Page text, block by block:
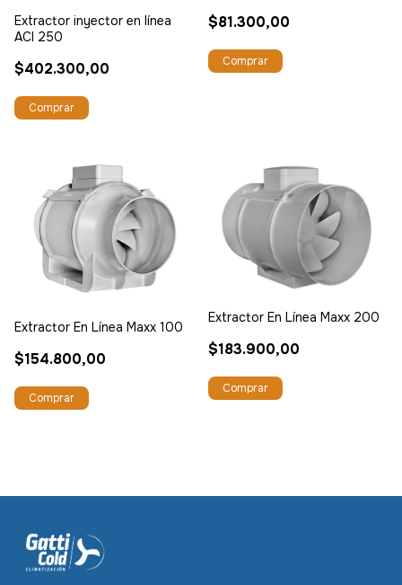
Extractor inyector en línea
ACI 250
$402.300,00
$81.300,00
Extractor En Línea Maxx 100
$154.800,00
Extractor En Línea Maxx 200
$183.900,00